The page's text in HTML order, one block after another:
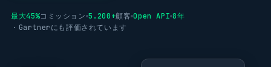
最大45%コミッション 5.200+顧客 Open API 8年
・Gartnerにも評価されています